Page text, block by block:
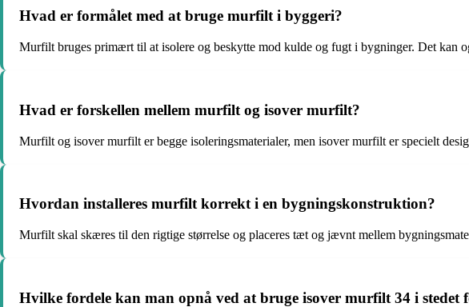
Hvad er formålet med at bruge murfilt i byggeri?
Murfilt bruges primært til at isolere og beskytte mod kulde og fugt i bygninger. Det kan
Hvad er forskellen mellem murfilt og isover murfilt?
Murfilt og isover murfilt er begge isoleringsmaterialer, men isover murfilt er specielt
Hvordan installeres murfilt korrekt i en bygningskonstruktion?
Murfilt skal skæres til den rigtige størrelse og placeres tæt og jævnt mellem
Hvilke fordele kan man opnå ved at bruge isover murfilt 34 i